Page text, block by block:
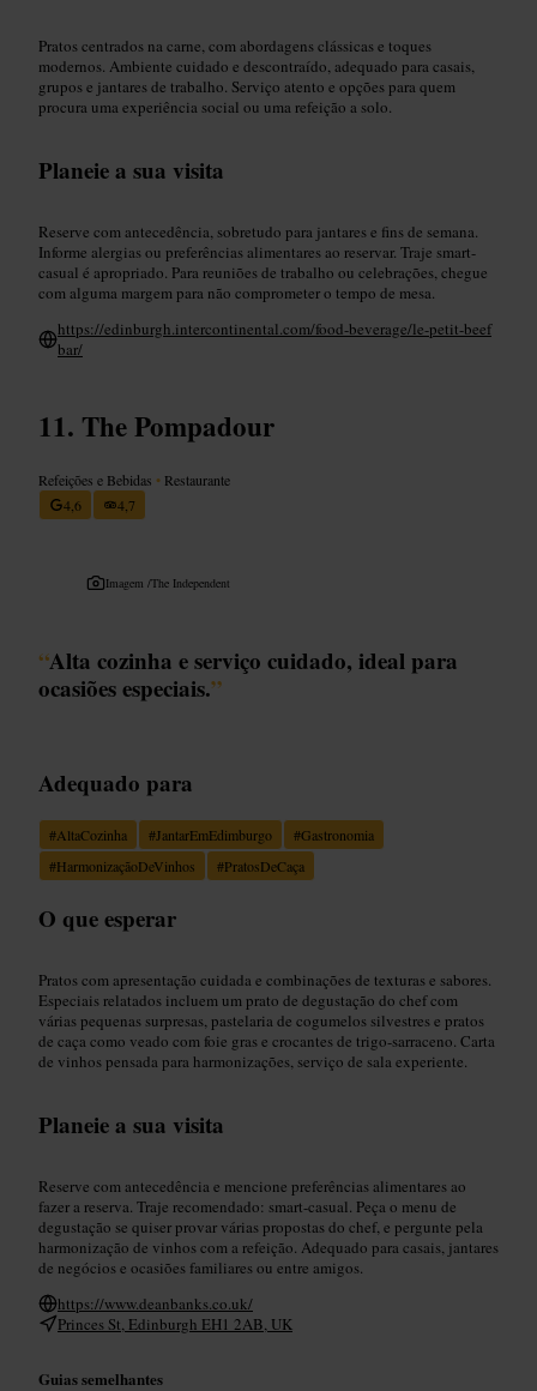
Pratos centrados na carne, com abordagens clássicas e toques
modernos. Ambiente cuidado e descontraído, adequado para casais,
grupos e jantares de trabalho. Serviço atento e opções para quem
procura uma experiência social ou uma refeição a solo.
Planeie a sua visita
Reserve com antecedência, sobretudo para jantares e fins de semana.
Informe alergias ou preferências alimentares ao reservar. Traje smart-
casual é apropriado. Para reuniões de trabalho ou celebrações, chegue
com alguma margem para não comprometer o tempo de mesa.
https://edinburgh.intercontinental.com/food-beverage/le-petit-beef
bar/
The Pompadour
Refeições e Bebidas • Restaurante
4,6
4,7
Imagem /The Independent
“Alta cozinha e serviço cuidado, ideal para
ocasiões especiais.”
Adequado para
#AltaCozinha #JantarEmEdimburgo #Gastronomia
#HarmonizaçãoDeVinhos #PratosDeCaça
O que esperar
Pratos com apresentação cuidada e combinações de texturas e sabores.
Especiais relatados incluem um prato de degustação do chef com
várias pequenas surpresas, pastelaria de cogumelos silvestres e pratos
de caça como veado com foie gras e crocantes de trigo-sarraceno. Carta
de vinhos pensada para harmonizações, serviço de sala experiente.
Planeie a sua visita
Reserve com antecedência e mencione preferências alimentares ao
fazer a reserva. Traje recomendado: smart-casual. Peça o menu de
degustação se quiser provar várias propostas do chef, e pergunte pela
harmonização de vinhos com a refeição. Adequado para casais, jantares
de negócios e ocasiões familiares ou entre amigos.
https://www.deanbanks.co.uk/
Princes St, Edinburgh EH1 2AB, UK
Guias semelhantes